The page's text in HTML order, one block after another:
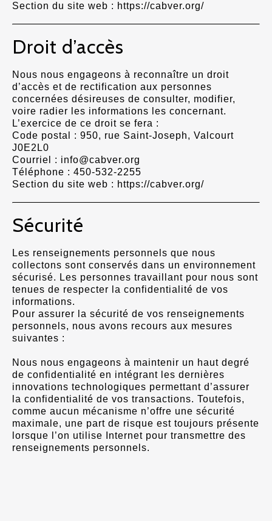
Section du site web : https://cabver.org/
Droit d’accès
Nous nous engageons à reconnaître un droit
d’accès et de rectification aux personnes
concernées désireuses de consulter, modifier,
voire radier les informations les concernant.
L’exercice de ce droit se fera :
Code postal : 950, rue Saint-Joseph, Valcourt
J0E2L0
Courriel : info@cabver.org
Téléphone : 450-532-2255
Section du site web : https://cabver.org/
Sécurité
Les renseignements personnels que nous
collectons sont conservés dans un environnement
sécurisé. Les personnes travaillant pour nous sont
tenues de respecter la confidentialité de vos
informations.
Pour assurer la sécurité de vos renseignements
personnels, nous avons recours aux mesures
suivantes :
Nous nous engageons à maintenir un haut degré
de confidentialité en intégrant les dernières
innovations technologiques permettant d’assurer
la confidentialité de vos transactions. Toutefois,
comme aucun mécanisme n’offre une sécurité
maximale, une part de risque est toujours présente
lorsque l’on utilise Internet pour transmettre des
renseignements personnels.